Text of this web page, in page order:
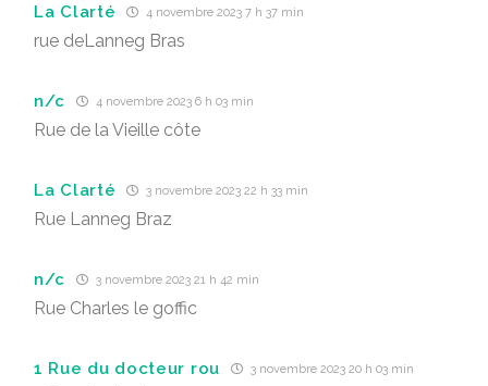
La Clarté 4 novembre 2023 7 h 37 min
rue deLanneg Bras
n/c 4 novembre 2023 6 h 03 min
Rue de la Vieille côte
La Clarté 3 novembre 2023 22 h 33 min
Rue Lanneg Braz
n/c 3 novembre 2023 21 h 42 min
Rue Charles le goffic
1 Rue du docteur rou 3 novembre 2023 20 h 03 min